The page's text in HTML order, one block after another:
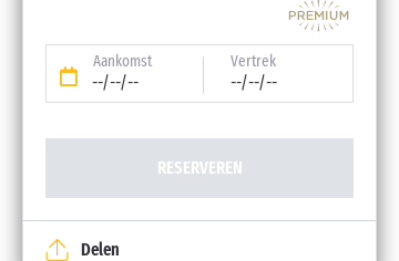
Aankomst
--/--/--
Vertrek
--/--/--
RESERVEREN
Delen